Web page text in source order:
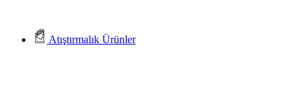
Atıştırmalık Ürünler